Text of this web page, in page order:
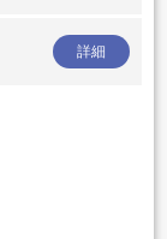
詳細